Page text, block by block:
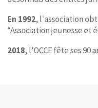
En 1992, l'association
“Association jeunesse et
2018, l'OCCE fête ses 90